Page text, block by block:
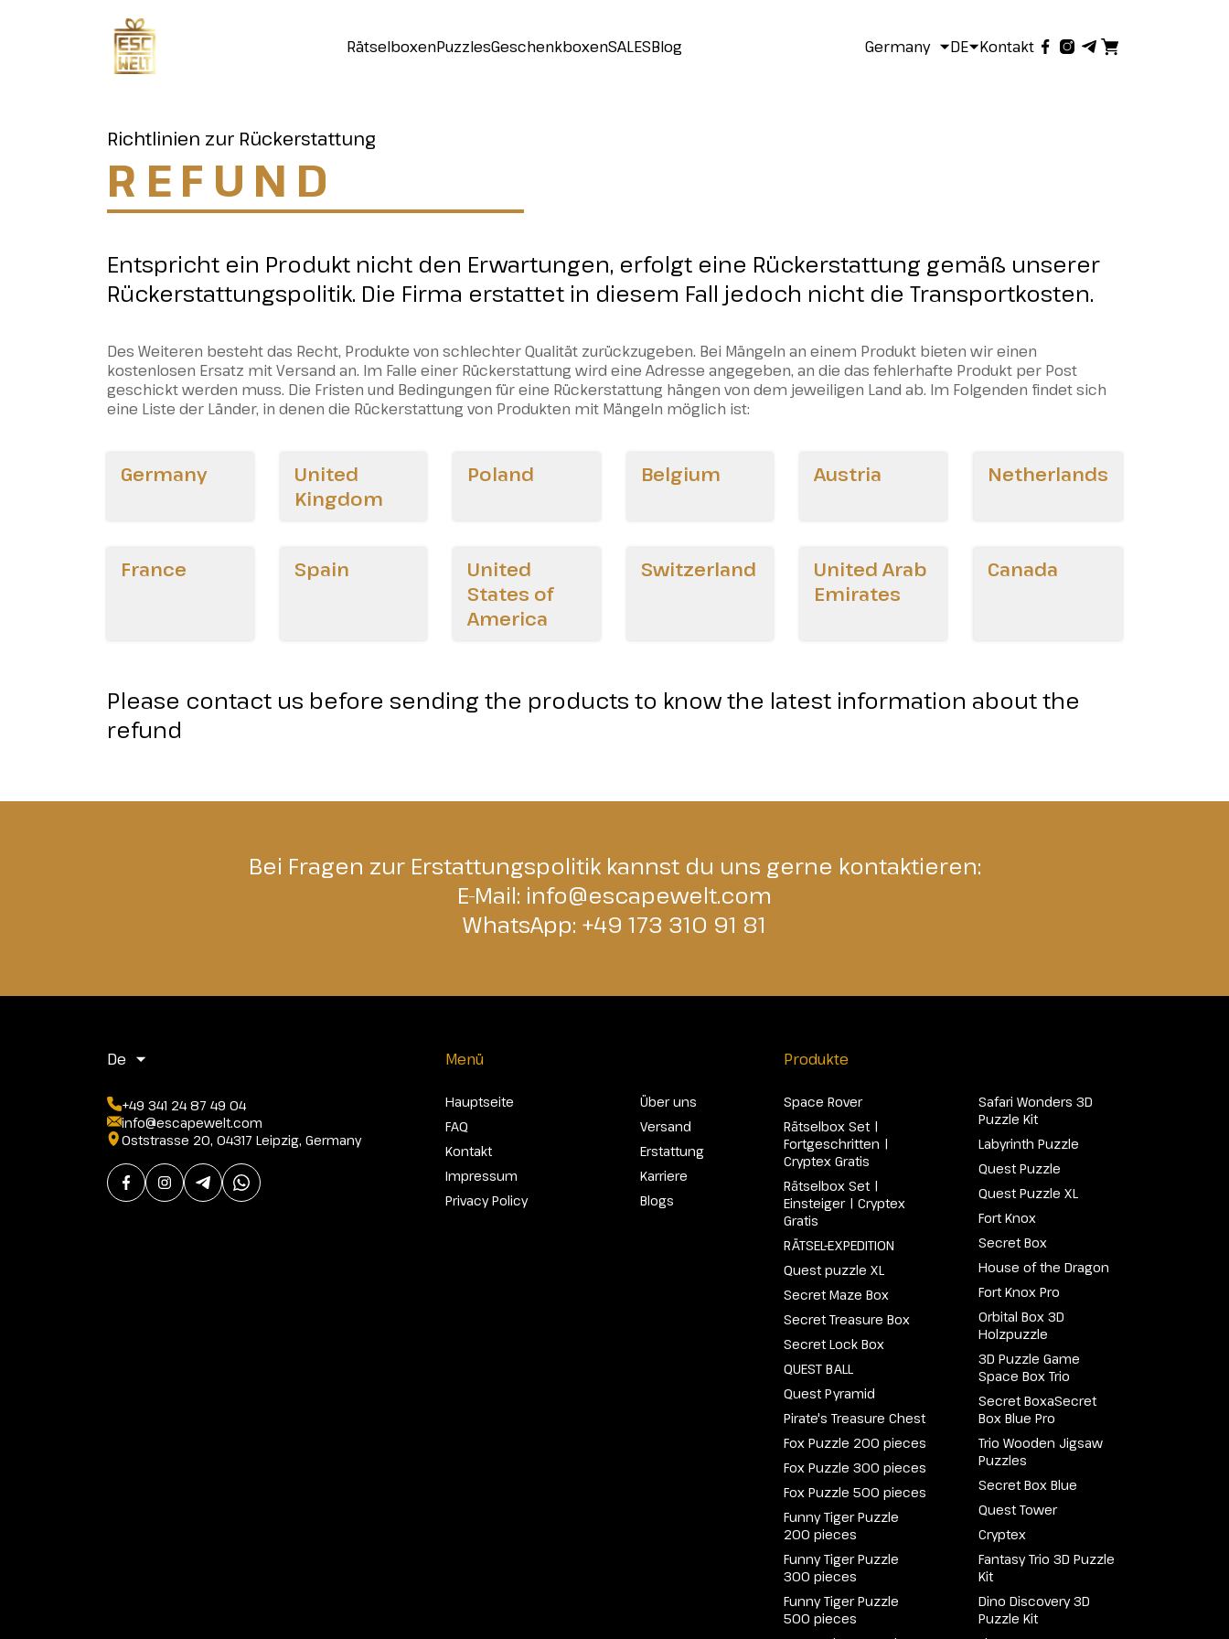
RätselboxenPuzzlesGeschenkboxenSALESBlog Germany DE Kontakt
Richtlinien zur Rückerstattung
REFUND
Entspricht ein Produkt nicht den Erwartungen, erfolgt eine Rückerstattung gemäß unserer
Rückerstattungspolitik. Die Firma erstattet in diesem Fall jedoch nicht die Transportkosten.
Des Weiteren besteht das Recht, Produkte von schlechter Qualität zurückzugeben. Bei Mängeln an einem Produkt bieten wir einen
kostenlosen Ersatz mit Versand an. Im Falle einer Rückerstattung wird eine Adresse angegeben, an die das fehlerhafte Produkt per Post
geschickt werden muss. Die Fristen und Bedingungen für eine Rückerstattung hängen von dem jeweiligen Land ab. Im Folgenden findet sich
eine Liste der Länder, in denen die Rückerstattung von Produkten mit Mängeln möglich ist:
Germany
United
Kingdom
Poland Belgium Austria Netherlands
France Spain
United
States of
America
Switzerland
United Arab
Emirates
Canada
Please contact us before sending the products to know the latest information about the
refund
Bei Fragen zur Erstattungspolitik kannst du uns gerne kontaktieren:
E-Mail: info@escapewelt.com
WhatsApp: +49 173 310 91 81
De
+49 341 24 87 49 04
info@escapewelt.com
Oststrasse 20, 04317 Leipzig, Germany
Menü
Hauptseite
FAQ
Kontakt
Impressum
Privacy Policy
Über uns
Versand
Erstattung
Karriere
Blogs
Produkte
Space Rover
Rätselbox Set |
Fortgeschritten |
Cryptex Gratis
Rätselbox Set |
Einsteiger | Cryptex
Gratis
RÄTSEL-EXPEDITION
Quest puzzle XL
Secret Maze Box
Secret Treasure Box
Secret Lock Box
QUEST BALL
Quest Pyramid
Pirate's Treasure Chest
Fox Puzzle 200 pieces
Fox Puzzle 300 pieces
Fox Puzzle 500 pieces
Funny Tiger Puzzle
200 pieces
Funny Tiger Puzzle
300 pieces
Funny Tiger Puzzle
500 pieces
Safari Wonders 3D
Puzzle Kit
Labyrinth Puzzle
Quest Puzzle
Quest Puzzle XL
Fort Knox
Secret Box
House of the Dragon
Fort Knox Pro
Orbital Box 3D
Holzpuzzle
3D Puzzle Game
Space Box Trio
Secret BoxaSecret
Box Blue Pro
Trio Wooden Jigsaw
Puzzles
Secret Box Blue
Quest Tower
Cryptex
Fantasy Trio 3D Puzzle
Kit
Dino Discovery 3D
Puzzle Kit